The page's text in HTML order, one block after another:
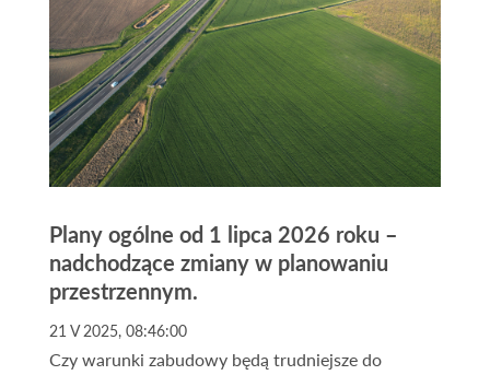
koszty eksploatacji. W artykule analizujemy, jak
wzrost cen energii oddziałuje na rynek, oraz czy
domy o niższym zapotrzebowaniu na energię
rzeczywiście sprzedają się szybciej niż pozostałe.
Plany ogólne od 1 lipca 2026 roku –
nadchodzące zmiany w planowaniu
przestrzennym.
21 V 2025, 08:46:00
Czy warunki zabudowy będą trudniejsze do